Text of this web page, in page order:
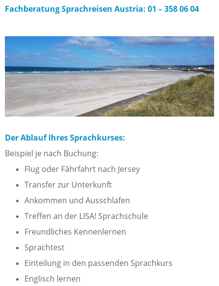
Fachberatung Sprachreisen Austria: 01 – 358 06 04
Der Ablauf Ihres Sprachkurses:
Beispiel je nach Buchung:
Flug oder Fährfahrt nach Jersey
Transfer zur Unterkunft
Ankommen und Ausschlafen
Treffen an der LISA! Sprachschule
Freundliches Kennenlernen
Sprachtest
Einteilung in den passenden Sprachkurs
Englisch lernen